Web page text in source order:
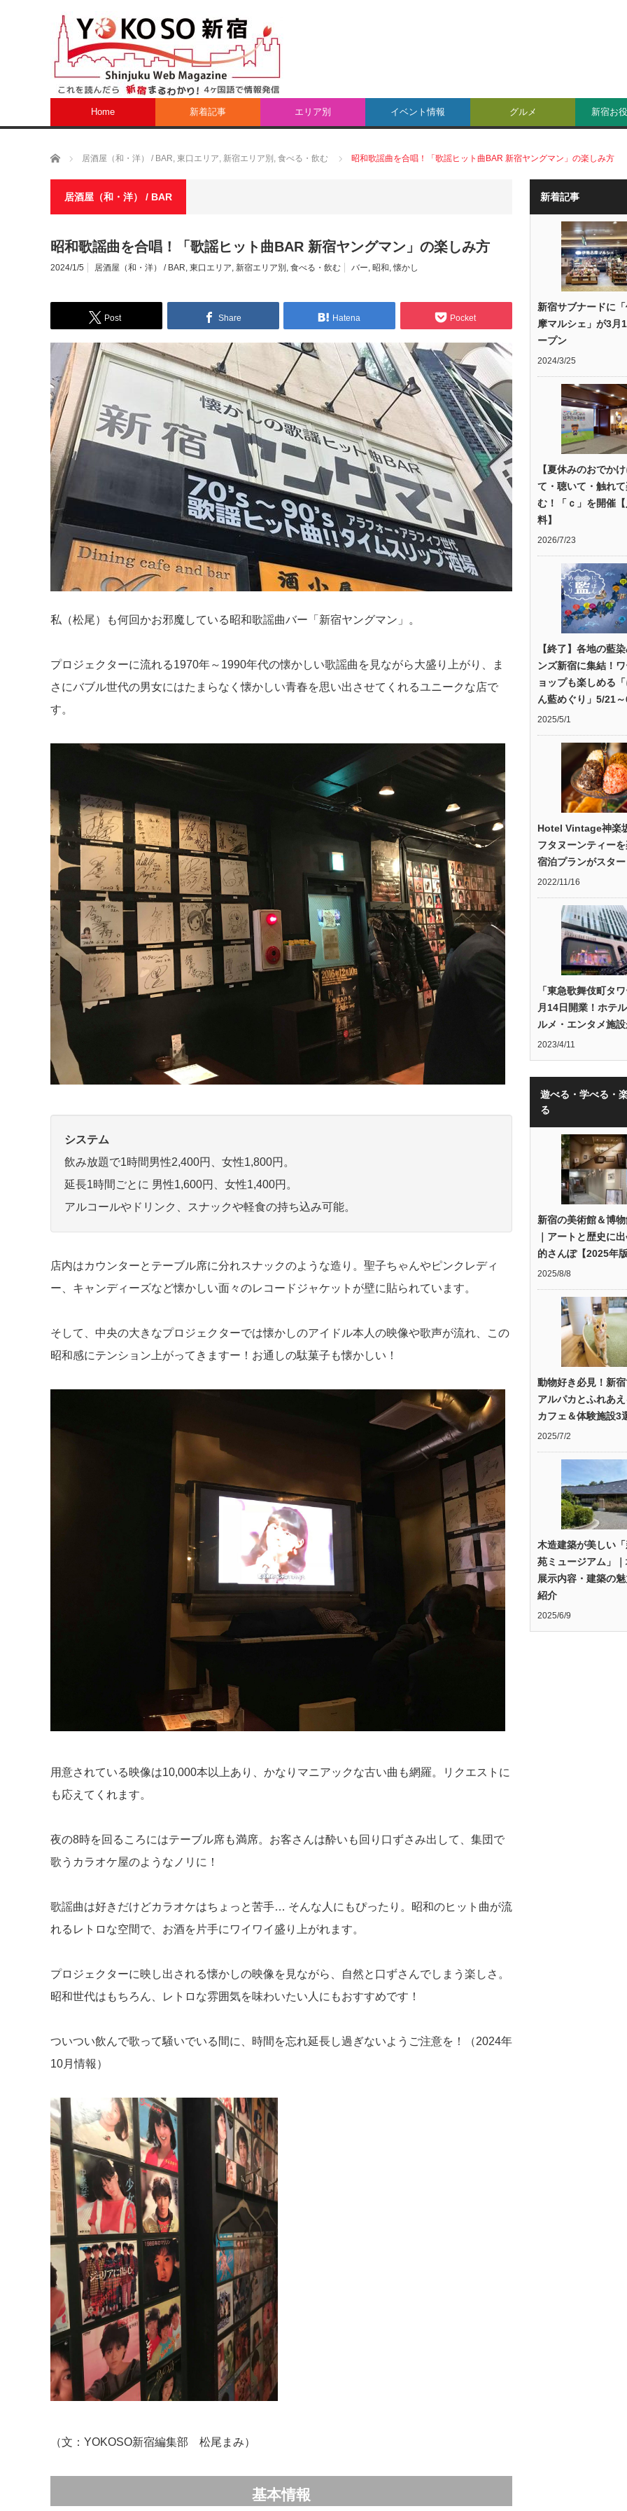
Home 新着記事 エリア別 イベント情報 グルメ 新宿お
ホーム 居酒屋（和・洋） / BAR, 東口エリア, 新宿エリア別 , 食べる・飲む 昭和歌謡曲を合唱！「歌謡ヒット曲BAR 新宿ヤングマン」の楽しみ方
居酒屋（和・洋） / BAR
昭和歌謡曲を合唱！「歌謡ヒット曲BAR 新宿ヤングマン」の楽しみ方
2024/1/5 居酒屋（和・洋） / BAR, 東口エリア, 新宿エリア別 , 食べる・飲む バー, 昭和,懐かし
Post Share Hatena Pocket
私（松尾）も何回かお邪魔している昭和歌謡曲バー「新宿ヤングマン」。
プロジェクターに流れる1970年～1990年代の懐かしい歌謡曲を見ながら大盛り上がり、ま
さにバブル世代の男女にはたまらなく懐かしい青春を思い出させてくれるユニークな店で
す。
システム
飲み放題で1時間男性2,400円、女性1,800円。
延長1時間ごとに 男性1,600円、女性1,400円。
アルコールやドリンク、​スナックや軽食の持ち込み可能。
店内はカウンターとテーブル席に分れスナックのような造り。聖子ちゃんやピンクレディ
ー、キャンディーズなど懐かしい面々のレコードジャケットが壁に貼られています。
そして、中央の大きなプロジェクターでは懐かしのアイドル本人の映像や歌声が流れ、この
昭和感にテンション上がってきますー！お通しの駄菓子も懐かしい！
用意されている映像は10,000本以上あり、かなりマニアックな古い曲も網羅。リクエストに
も応えてくれます。
夜の8時を回るころにはテーブル席も満席。お客さんは酔いも回り口ずさみ出して、集団で
歌うカラオケ屋のようなノリに！
歌謡曲は好きだけどカラオケはちょっと苦手… そんな人にもぴったり。昭和のヒット曲が流
れるレトロな空間で、お酒を片手にワイワイ盛り上がれます。
プロジェクターに映し出される懐かしの映像を見ながら、自然と口ずさんでしまう楽しさ。
昭和世代はもちろん、レトロな雰囲気を味わいたい人にもおすすめです！
ついつい飲んで歌って騒いでいる間に、時間を忘れ延長し過ぎないようご注意を！（2024年
10月情報）
（文：YOKOSO新宿編集部 松尾まみ）
基本情報
新着記事
新宿サブナードに
摩マルシェ」が3月
ープン
2024/3/25
【夏休みのおでか
て・聴いて・触れ
む！「ｃ」を開催
料】
2026/7/23
【終了】各地の藍
ンズ新宿に集結！
ョップも楽しめる
ん藍めぐり」5/21
2025/5/1
Hotel Vintage神楽
フタヌーンティー
宿泊プランがスタ
2022/11/16
「東急歌舞伎町タ
月14日開業！ホテ
ルメ・エンタメ施
2023/4/11
遊べる・学べる・
る
新宿の美術館＆博
｜アートと歴史に
的さんぽ【2025年
2025/8/8
動物好き必見！新
アルパカとふれあ
カフェ＆体験施設3
2025/7/2
木造建築が美しい
苑ミュージアム」
展示内容・建築の
紹介
2025/6/9